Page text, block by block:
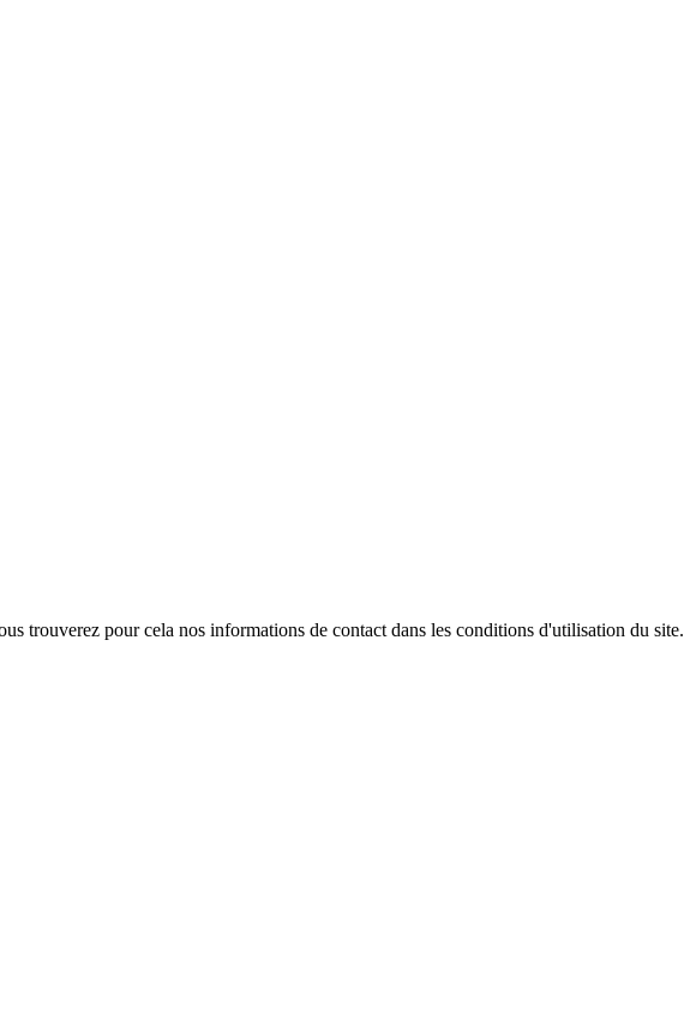
trouverez pour cela nos informations de contact dans les conditions d'utilisation du site.